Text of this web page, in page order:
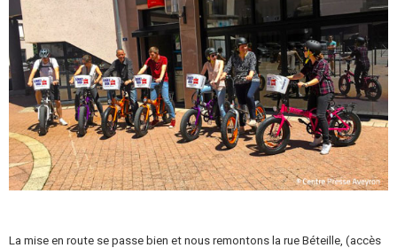
La mise en route se passe bien et nous remontons la rue Béteille, (accès